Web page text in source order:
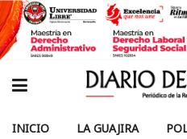
INICIO LA GUAJIRA